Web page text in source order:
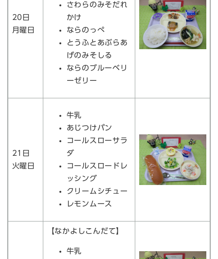
20日
月曜日
さわらのみそだれ
かけ
ならのっぺ
とうふとあぶらあ
げのみそしる
ならのブルーベリ
ーゼリー
21日
火曜日
牛乳
あじつけパン
コールスローサラ
ダ
コールスロードレ
ッシング
クリームシチュー
レモンムース
【なかよしこんだて】
牛乳